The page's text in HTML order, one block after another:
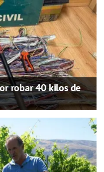
robar 40 kilos de